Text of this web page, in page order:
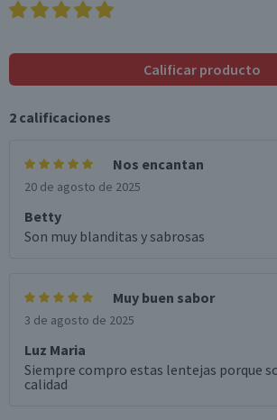
Calificar producto
2 calificaciones
Nos encantan
20 de agosto de 2025
Betty
Son muy blanditas y sabrosas
Muy buen sabor
3 de agosto de 2025
Luz Maria
Siempre compro estas lentejas porque
calidad